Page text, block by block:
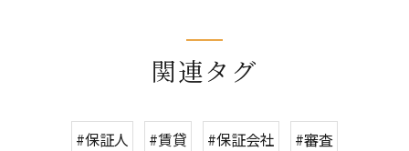
関連タグ
#保証人 #賃貸 #保証会社
#審査